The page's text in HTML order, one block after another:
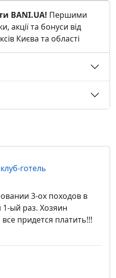
BANI.UA! Першими
акції та бонуси від
Києва та області
готель
3-ох походов в
ый раз. Хозяин
придется платить!!!